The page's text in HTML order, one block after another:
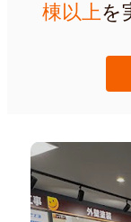
棟以上を